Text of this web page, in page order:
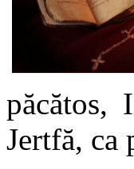
păcătos,
Jertfă, ca